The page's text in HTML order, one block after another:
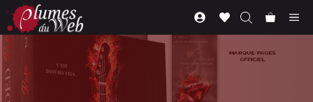
Aller
contenu